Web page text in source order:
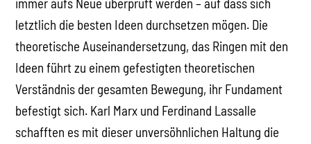
letztlich die besten Ideen durchsetzen mögen. Die
theoretische Auseinandersetzung, das Ringen mit den
Ideen führt zu einem gefestigten theoretischen
Verständnis der gesamten Bewegung, ihr Fundament
befestigt sich. Karl Marx und Ferdinand Lassalle
schafften es mit dieser unversöhnlichen Haltung die